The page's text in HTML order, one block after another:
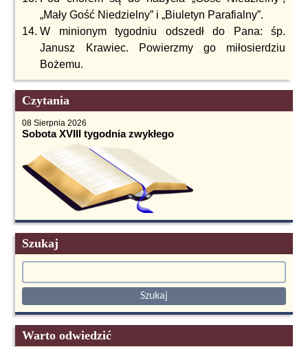
„Mały Gość Niedzielny” i „Biuletyn Parafialny”.
W minionym tygodniu odszedł do Pana: śp.
Janusz Krawiec. Powierzmy go miłosierdziu
Bożemu.
Czytania
08 Sierpnia 2026
Sobota XVIII tygodnia zwykłego
Szukaj
Warto odwiedzić